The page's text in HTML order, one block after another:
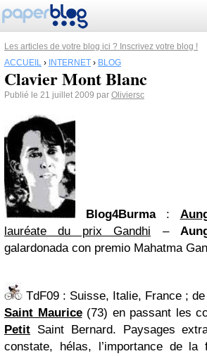
Les articles de votre blog ici ? Inscrivez votre blog !
ACCUEIL › INTERNET › BLOG
Clavier Mont Blanc
Publié le 21 juillet 2009 par Oliviersc
Blog4Burma:
lauréate du prix Gandhi –
galardonada con premio Mahatma
TdF09 : Suisse, Italie, France ; de
Saint Maurice(73) en passant les
Petit Saint Bernard. Paysages
constate, hélas, l’importance de la